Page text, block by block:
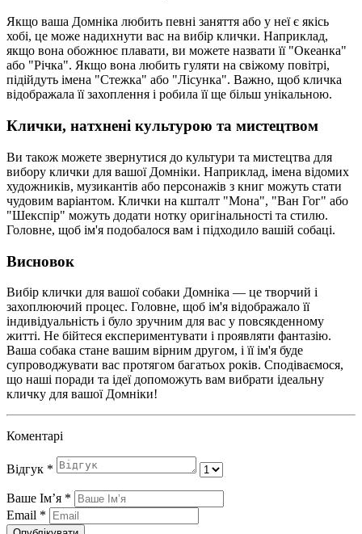
Якщо ваша Домніка любить певні заняття або у неї є якісь
хобі, це може надихнути вас на вибір клички. Наприклад,
якщо вона обожнює плавати, ви можете назвати її "Океанка"
або "Річка". Якщо вона любить гуляти на свіжому повітрі,
підійдуть імена "Стежка" або "Лісунка". Важно, щоб кличка
відображала її захоплення і робила її ще більш унікальною.
Клички, натхнені культурою та мистецтвом
Ви також можете звернутися до культури та мистецтва для
вибору клички для вашої Домніки. Наприклад, імена відомих
художників, музикантів або персонажів з книг можуть стати
чудовим варіантом. Клички на кшталт "Мона", "Ван Гог" або
"Шекспір" можуть додати нотку оригінальності та стилю.
Головне, щоб ім'я подобалося вам і підходило вашій собаці.
Висновок
Вибір клички для вашої собаки Домніка — це творчий і
захоплюючий процес. Головне, щоб ім'я відображало її
індивідуальність і було зручним для вас у повсякденному
житті. Не бійтеся експериментувати і проявляти фантазію.
Ваша собака стане вашим вірним другом, і її ім'я буде
супроводжувати вас протягом багатьох років. Сподіваємося,
що наші поради та ідеї допоможуть вам вибрати ідеальну
кличку для вашої Домніки!
Коментарі
Відгук *
Ваше Імʼя *
Email *